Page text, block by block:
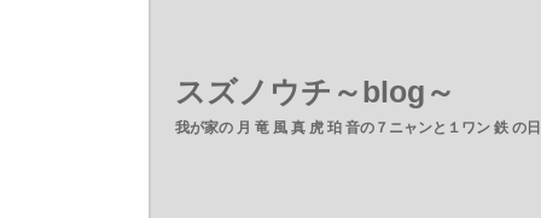
スズノウチ～blog～
我が家の 月 竜 風 真 虎 珀 音の７ニャンと１ワン 鉄 の